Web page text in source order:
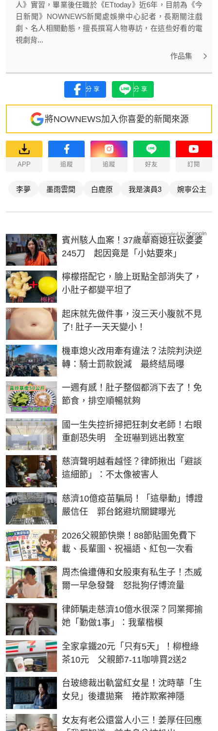
人》實習，畢業後任職於《ETtoday》近6年，目前為《今
日新聞》NOWNEWS新聞處娛樂中心記者，長期關注戲
劇、名人相關動態，擅長撰寫人物專訪，在這些好看的電
視劇背...
作品集
分享 分享
將NOWNEWS加入你喜愛的新聞來源
APP 追蹤 追蹤 好友 訂閱
李夢 墨雨雲間 白鹿原 我是演員3 婉寧公主
賓州駭人血案！37歲華裔媳狂砍婆婆
245刀 起因竟是「小姑要來」
檸檬搭配它，臉上斑點全部消失了，
小肚子都變平坦了
PR
起床就先做件事，沒三天小腹就不見
了! 肚子一天天變小！
PR
機車熄火改用牽有違法？法院判決逆
轉：騎士罰款銳減 最終結局曝
一週有感！肚子整個都消下去了！免
節食，排空順暢就夠
PR
國一生失控折掃把狂刺女老師！右眼
重創恐失明 全班嚇到逃出教室
慈濟聲明越看越怪？律師揪出「避談
這細節」：不太像被害人
慈濟10億疫苗騙局！「這舉動」博證
嚴信任 郭台銘避坑關鍵曝光
2026父親節快樂！88節貼圖免費下
載、長輩圖、祝福語、紅包一次看
周杰倫遭傳和女股東有私生子！杰威
爾一早急發聲 怒批狗仔博流量
律師騙走慈濟10億水很深？同業揶揄
她「勤做1事」：我輩楷模
全家拿鐵20元「只有5天」！柳橙綠
茶10元 父親節7-11咖啡買2送2
台玻總裁出軌當紅女星！沈時華「生
女兒」後遭拋棄 捲詐欺案神隱
女友有老公還當人小三！姜厚任回應
Recommended by